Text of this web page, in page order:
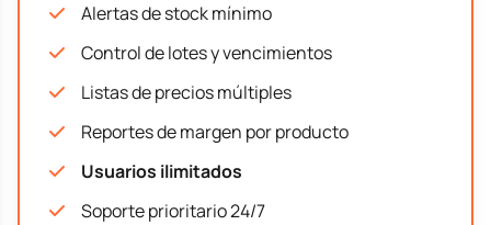
Alertas de stock mínimo
Control de lotes y vencimientos
Listas de precios múltiples
Reportes de margen por producto
Usuarios ilimitados
Soporte prioritario 24/7